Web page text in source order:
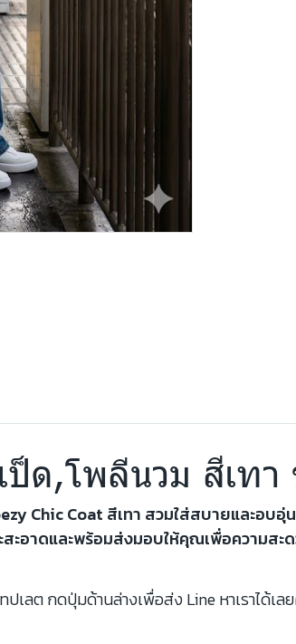
ป็ด,โพลีนวม สีเทา
Chic Coat สีเทา สวมใส่สบายและอ
สะอาดและพร้อมส่งมอบให้คุณเพื่อความสะ
ลต กดปุ่มด้านล่างเพื่อส่ง Line หาเราได้เลย